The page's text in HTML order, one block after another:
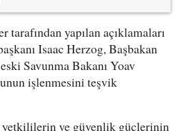
yapılan açıklamaları
Isaac Herzog, Başbakan
Savunma Bakanı Yoav
işlenmesini teşvik
ve güvenlik güçlerinin